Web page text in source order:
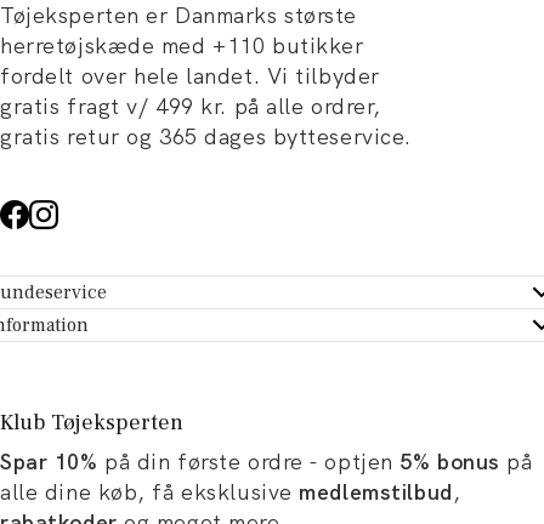
Tøjeksperten er Danmarks største
herretøjskæde med +110 butikker
fordelt over hele landet. Vi tilbyder
gratis fragt v/ 499 kr. på alle ordrer,
gratis retur og 365 dages bytteservice.
- Hjælpecenter
dit køb
Tøjeksperten
og artikler
og karriere
Klub Tøjeksperten
Spar 10% på din første ordre - optjen 5% bonus på
alle dine køb, få eksklusive medlemstilbud,